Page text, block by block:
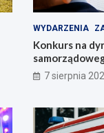
WYDARZENIA
Konkurs na
już dziś!
7 sierpnia